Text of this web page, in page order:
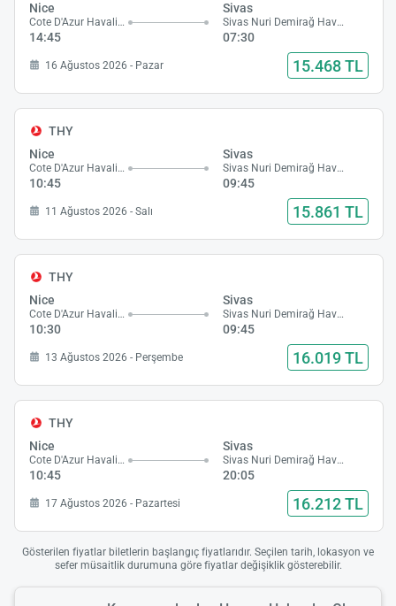
Nice
Cote D'Azur Havalimanı
14:45
Sivas
Sivas Nuri Demirağ Havalimanı
07:30
16 Ağustos 2026 - Pazar 15.468 TL
THY
Nice
Cote D'Azur Havalimanı
10:45
Sivas
Sivas Nuri Demirağ Havalimanı
09:45
11 Ağustos 2026 - Salı 15.861 TL
THY
Nice
Cote D'Azur Havalimanı
10:30
Sivas
Sivas Nuri Demirağ Havalimanı
09:45
13 Ağustos 2026 - Perşembe 16.019 TL
THY
Nice
Cote D'Azur Havalimanı
10:45
Sivas
Sivas Nuri Demirağ Havalimanı
20:05
17 Ağustos 2026 - Pazartesi 16.212 TL
Gösterilen fiyatlar biletlerin başlangıç fiyatlarıdır. Seçilen tarih, lokasyon ve
sefer müsaitlik durumuna göre fiyatlar değişiklik gösterebilir.